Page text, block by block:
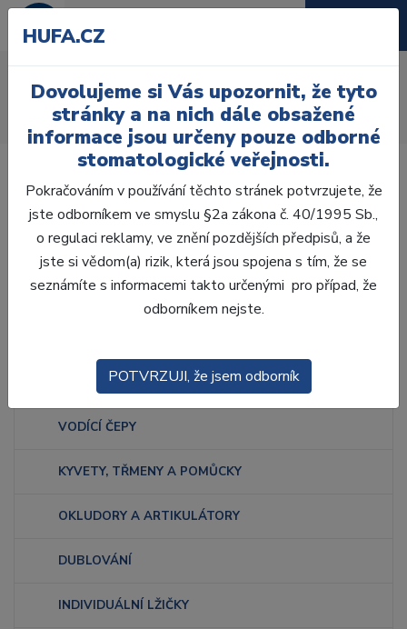
Úvod Laboratoř Zhotovení modelů
Přístroje
Osvětlení
Laboratoř
ZHOTOVENÍ MODELŮ
ÚPRAVA SÁDROVÝCH MODELŮ
VODÍCÍ ČEPY
KYVETY, TŘMENY A POMŮCKY
OKLUDORY A ARTIKULÁTORY
DUBLOVÁNÍ
INDIVIDUÁLNÍ LŽIČKY
HUFA.CZ
Dovolujeme si Vás upozornit, že tyto
stránky a na nich dále obsažené
informace jsou určeny pouze odborné
stomatologické veřejnosti.
Pokračováním v používání těchto stránek potvrzujete, že
jste odborníkem ve smyslu §2a zákona č. 40/1995 Sb.,
o regulaci reklamy, ve znění pozdějších předpisů, a že
jste si vědom(a) rizik, která jsou spojena s tím, že se
seznámíte s informacemi takto určenými pro případ, že
odborníkem nejste.
POTVRZUJI, že jsem odborník